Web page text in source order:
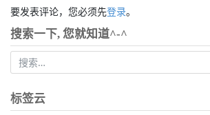
要发表评论，您必须先登录。
搜索一下, 您就知道^-^
标签云